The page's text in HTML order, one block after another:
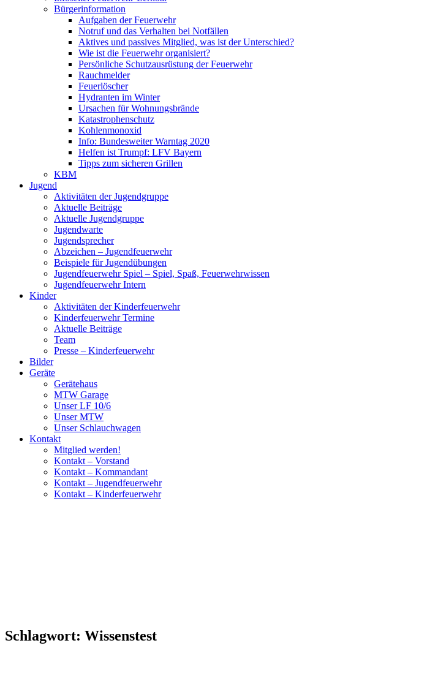
Bürgerinformation
Aufgaben der Feuerwehr
Notruf und das Verhalten bei Notfällen
Aktives und passives Mitglied, was ist der Unterschied?
Wie ist die Feuerwehr organisiert?
Persönliche Schutzausrüstung der Feuerwehr
Rauchmelder
Feuerlöscher
Hydranten im Winter
Ursachen für Wohnungsbrände
Katastrophenschutz
Kohlenmonoxid
Info: Bundesweiter Warntag 2020
Helfen ist Trumpf: LFV Bayern
Tipps zum sicheren Grillen
KBM
Jugend
Aktivitäten der Jugendgruppe
Aktuelle Beiträge
Aktuelle Jugendgruppe
Jugendwarte
Jugendsprecher
Abzeichen – Jugendfeuerwehr
Beispiele für Jugendübungen
Jugendfeuerwehr Spiel – Spiel, Spaß, Feuerwehrwissen
Jugendfeuerwehr Intern
Kinder
Aktivitäten der Kinderfeuerwehr
Kinderfeuerwehr Termine
Aktuelle Beiträge
Team
Presse – Kinderfeuerwehr
Bilder
Geräte
Gerätehaus
MTW Garage
Unser LF 10/6
Unser MTW
Unser Schlauchwagen
Kontakt
Mitglied werden!
Kontakt – Vorstand
Kontakt – Kommandant
Kontakt – Jugendfeuerwehr
Kontakt – Kinderfeuerwehr
Schlagwort: Wissenstest